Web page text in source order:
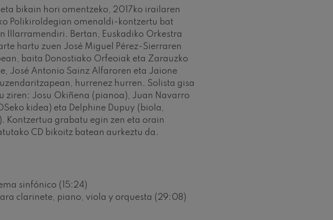
bikain hori omentzeko, 2017ko irailaren
Polikiroldegian omenaldi-kontzertu bat
Illarramendiri. Bertan, Euskadiko Orkestra
hartu zuen José Miguel Pérez-Sierraren
baita Donostiako Orfeoiak eta Zarauzko
José Antonio Sainz Alfaroren eta Jaione
hurrenez hurren. Solista gisa
ziren: Josu Okiñena (pianoa), Juan Navarro
kidea) eta Delphine Dupuy (biola,
Kontzertua grabatu egin zen eta orain
CD bikoitz batean aurkeztu da.
sinfónico (15:24)
clarinete, piano, viola y orquesta (29:08)